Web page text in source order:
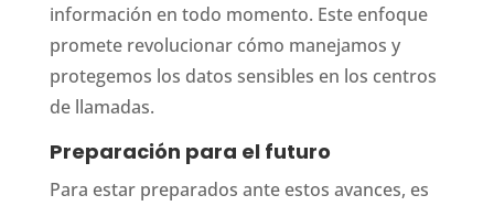
información en todo momento. Este enfoque
promete revolucionar cómo manejamos y
protegemos los datos sensibles en los centros
de llamadas.
Preparación para el futuro
Para estar preparados ante estos avances, es